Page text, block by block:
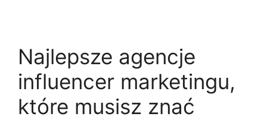
Najlepsze agencje
influencer marketingu,
które musisz znać